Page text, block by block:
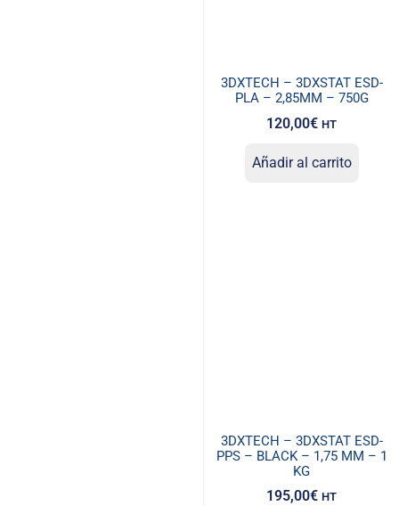
3DXTECH – 3DXSTAT ESD-
PLA – 2,85MM – 750G
120,00€ HT
Añadir al carrito
3DXTECH – 3DXSTAT ESD-
PPS – BLACK – 1,75 MM – 1
KG
195,00€ HT